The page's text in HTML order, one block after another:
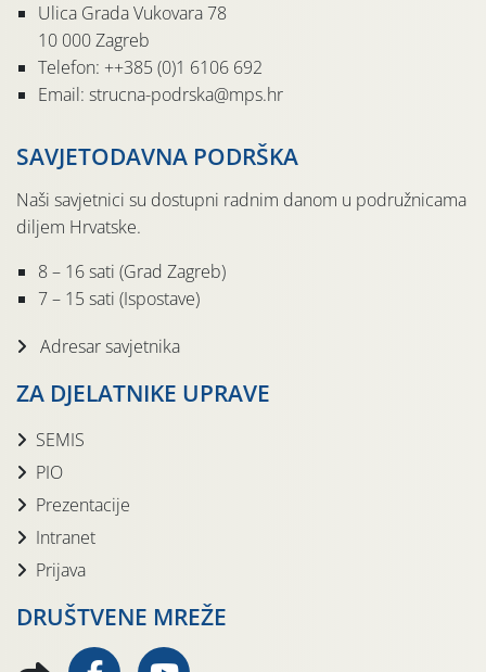
Ulica Grada Vukovara 78
10 000 Zagreb
Telefon: ++385 (0)1 6106 692
Email: strucna-podrska@mps.hr
SAVJETODAVNA PODRŠKA
Naši savjetnici su dostupni radnim danom u podružnicama
diljem Hrvatske.
8 – 16 sati (Grad Zagreb)
7 – 15 sati (Ispostave)
Adresar savjetnika
ZA DJELATNIKE UPRAVE
SEMIS
PIO
Prezentacije
Intranet
Prijava
DRUŠTVENE MREŽE